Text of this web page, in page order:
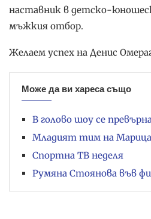
наставник в детско-
мъжкия отбор.
Желаем успех на Денис
Може да ви хареса също
В голово шоу се
Младият тим на Марица
Спортна ТВ неделя
Румяна Стоянова във